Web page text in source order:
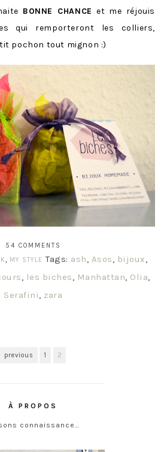
BONNE CHANCE et me réjouis
qui remporteront les colliers,
pochon tout mignon :)
54 COMMENTS
, MY STYLE Tags: ash, Asos, bijoux,
, les biches, Manhattan, Olia,
Serafini, zara
previous 1 2
À PROPOS
connaissance…